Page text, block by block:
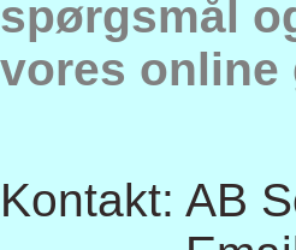
spørgsmål
vores
Kontakt: AB